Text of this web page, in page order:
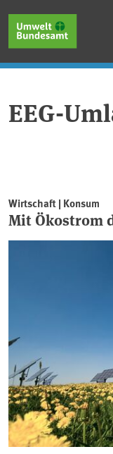
EEG-
Wirtschaft | Konsum
Mit Ökostrom